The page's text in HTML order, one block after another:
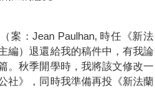
案：Jean Paulhan, 時任《新法
編）退還給我的稿件中，有我論
。秋季開學時，我將該文修改一
社》，同時我準備再投《新法蘭